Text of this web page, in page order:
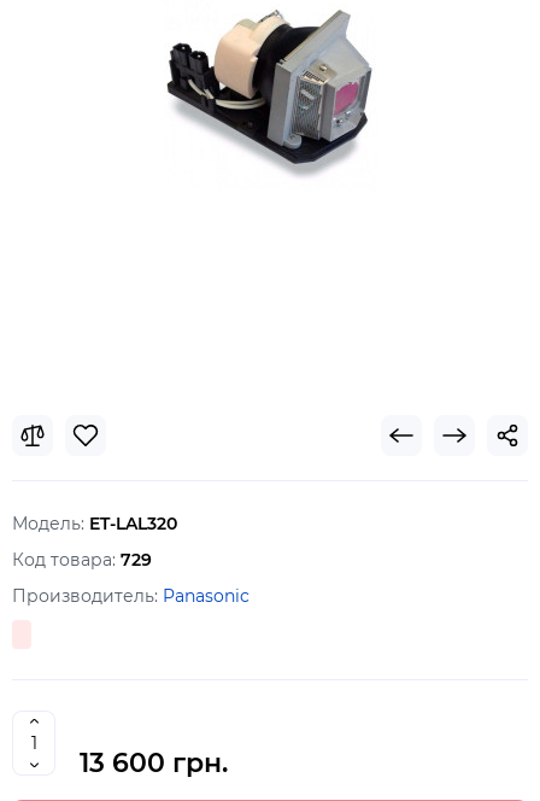
Модель: ET-LAL320
Код товара: 729
Производитель: Panasonic
13 600 грн.